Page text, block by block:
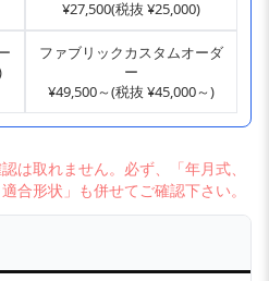
¥27,500(税抜 ¥25,000)
ファブリックカスタムオーダ
ー
¥49,500～(税抜 ¥45,000～)
は取れません。必ず、「年月式、
合形状」も併せてご確認下さい。